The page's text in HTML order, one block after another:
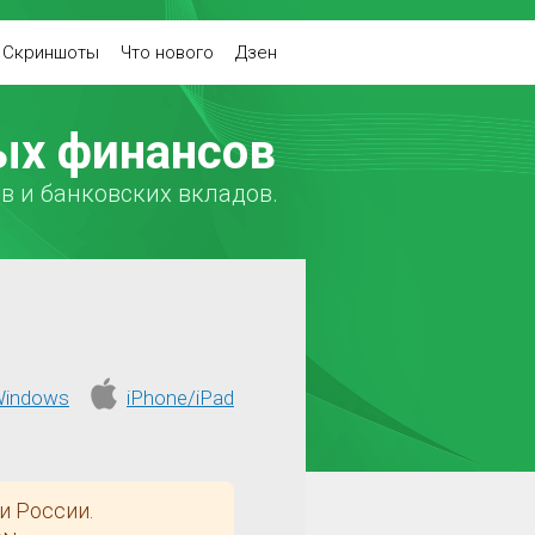
Скриншоты Что нового Дзен
финансов
и банковских вкладов.
iPhone/iPad
России.